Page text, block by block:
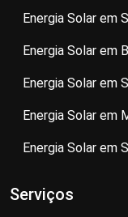
Energia Solar em
Energia Solar em
Energia Solar em
Energia Solar em
Energia Solar em
Serviços